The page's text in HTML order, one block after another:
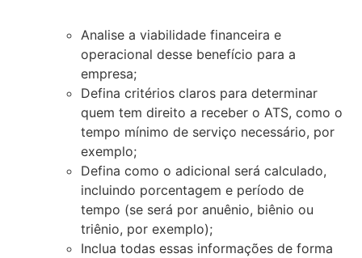
Analise a viabilidade financeira e
operacional desse benefício para a
empresa;
Defina critérios claros para determinar
quem tem direito a receber o ATS, como o
tempo mínimo de serviço necessário, por
exemplo;
Defina como o adicional será calculado,
incluindo porcentagem e período de
tempo (se será por anuênio, biênio ou
triênio, por exemplo);
Inclua todas essas informações de forma